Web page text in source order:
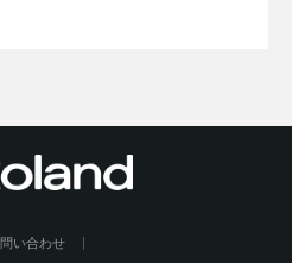
い合わせ